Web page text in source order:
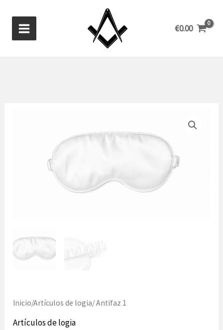
contenido
€0.00
Inicio/Artículos de logia/ Antifaz 1
Artículos de logia